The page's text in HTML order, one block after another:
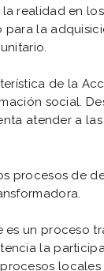
realidad en
para la
de la
social.
atender a
procesos de
un proceso
la